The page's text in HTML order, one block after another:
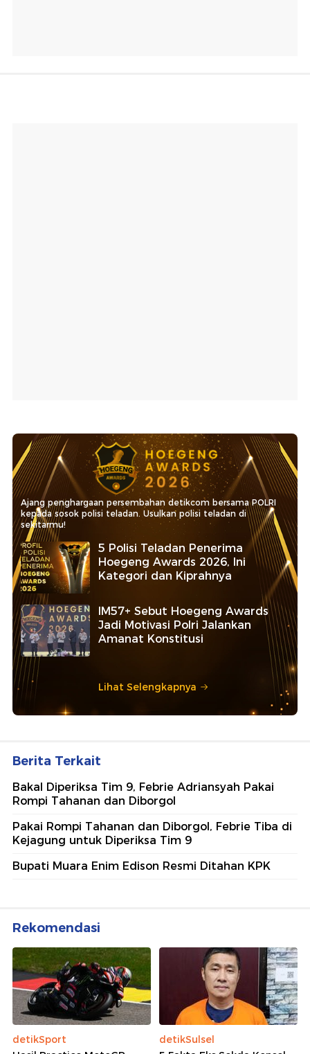
Ajang penghargaan persembahan detikcom bersama POLRI
kepada sosok polisi teladan. Usulkan polisi teladan di
sekitarmu!
5 Polisi Teladan Penerima
Hoegeng Awards 2026, Ini
Kategori dan Kiprahnya
IM57+ Sebut Hoegeng Awards
Jadi Motivasi Polri Jalankan
Amanat Konstitusi
Lihat Selengkapnya
Berita Terkait
Bakal Diperiksa Tim 9, Febrie Adriansyah Pakai
Rompi Tahanan dan Diborgol
Pakai Rompi Tahanan dan Diborgol, Febrie Tiba di
Kejagung untuk Diperiksa Tim 9
Bupati Muara Enim Edison Resmi Ditahan KPK
Rekomendasi
detikSport
detikSulsel